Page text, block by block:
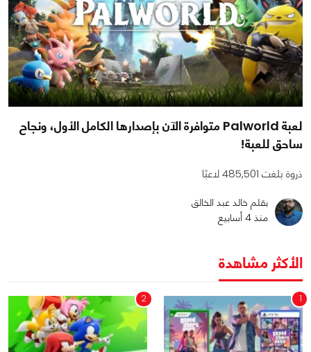
لعبة Palworld متوافرة الآن بإصدارها الكامل الأول، ونجاح
ساحق للعبة!
ذروة بلغت 485,501 لاعبًا
بقلم خالد عبد الخالق
منذ 4 أسابيع
الأكثر مشاهدة
1
2